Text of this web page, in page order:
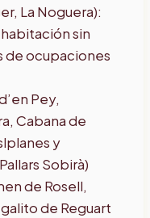
La Noguera):
sin
de ocupaciones
Pey,
Cabana de
y
Sobirà)
de Rosell,
de Reguart